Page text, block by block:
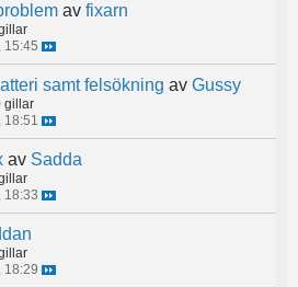
av fixarn
15:45
samt felsökning av Gussy
gillar
av Sadda
18:33
18:29